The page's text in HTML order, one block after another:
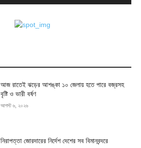
আজ রাতেই ঝড়ের আশঙ্কা ১০ জেলায় হতে পারে বজ্রসহ
বৃষ্টি ও ভারী বর্ষণ
আগস্ট ৬, ২০২৬
নিরাপত্তা জোরদারের নির্দেশ দেশের সব বিমানবন্দরে